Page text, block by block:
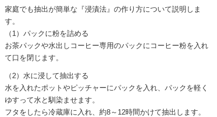
家庭でも抽出が簡単な『浸漬法』の作り方について説明しま
す。
（1）パックに粉を詰める
お茶パックや水出しコーヒー専用のパックにコーヒー粉を入れ
て口を閉じます。
（2）水に浸して抽出する
水を入れたポットやピッチャーにパックを入れ、パックを軽く
ゆすって水と馴染ませます。
フタをしたら冷蔵庫に入れ、約8～12時間かけて抽出します。